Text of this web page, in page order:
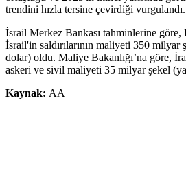
trendini hızla tersine çevirdiği vurgulandı.
İsrail Merkez Bankası tahminlerine
İsrail'in saldırılarının maliyeti 350
dolar) oldu. Maliye Bakanlığı’na göre,
askeri ve sivil maliyeti 35 milyar şekel
Kaynak: AA